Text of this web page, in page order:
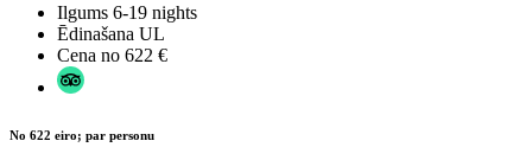
Ilgums 6-19 nights
Ēdinašana UL
Cena no 622 €
No 622 eiro; par personu